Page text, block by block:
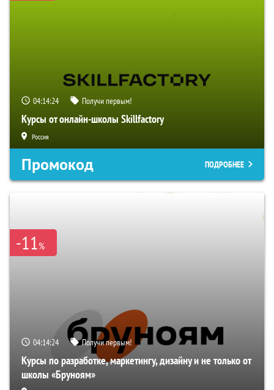
04:14:23 Получи первым!
Курсы от онлайн-школы Skillfactory
Россия
Промокод ПОДРОБНЕЕ
-11%
04:14:23 Получи первым!
Курсы по разработке, маркетингу, дизайну и не только от
школы «Бруноям»